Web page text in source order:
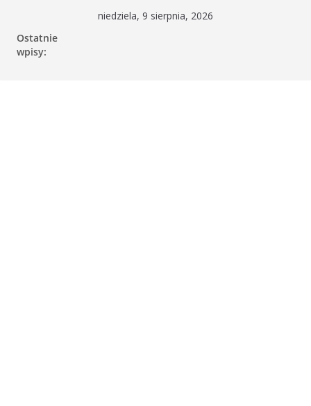
treści
niedziela, 9 sierpnia, 2026
Ostatnie
wpisy: